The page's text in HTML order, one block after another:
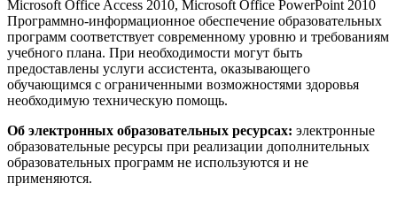
Microsoft Office Access 2010, Microsoft Office PowerPoint 2010
Программно-информационное обеспечение образовательных
программ соответствует современному уровню и требованиям
учебного плана. При необходимости могут быть
предоставлены услуги ассистента, оказывающего
обучающимся с ограниченными возможностями здоровья
необходимую техническую помощь.
Об электронных образовательных ресурсах: электронные
образовательные ресурсы при реализации дополнительных
образовательных программ не используются и не
применяются.